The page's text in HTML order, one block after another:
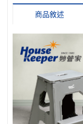
商品敘述